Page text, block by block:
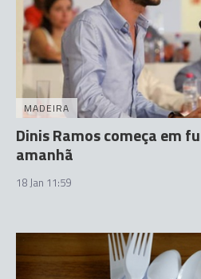
MADEIRA
Dinis Ramos começa em
amanhã
18 Jan 11:59